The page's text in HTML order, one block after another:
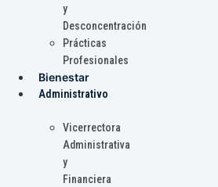
y
Desconcentración
Prácticas
Profesionales
Bienestar
Administrativo
Vicerrectora
Administrativa
y
Financiera